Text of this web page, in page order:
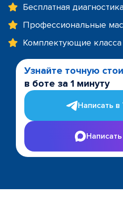
Бесплатная
Профессиональные
Комплектующие класса
Узнайте точную
в боте за 1 минуту
Написать в